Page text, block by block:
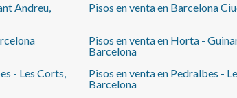
Andreu,
Pisos en venta en Barcelona
Pisos en venta en Horta -
Barcelona
- Les Corts,
Pisos en venta en Pedralbes -
Barcelona